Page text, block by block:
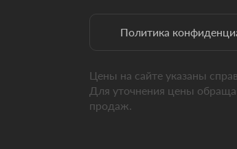
Политика
Цены на сайте указаны
Для уточнения цены
продаж.